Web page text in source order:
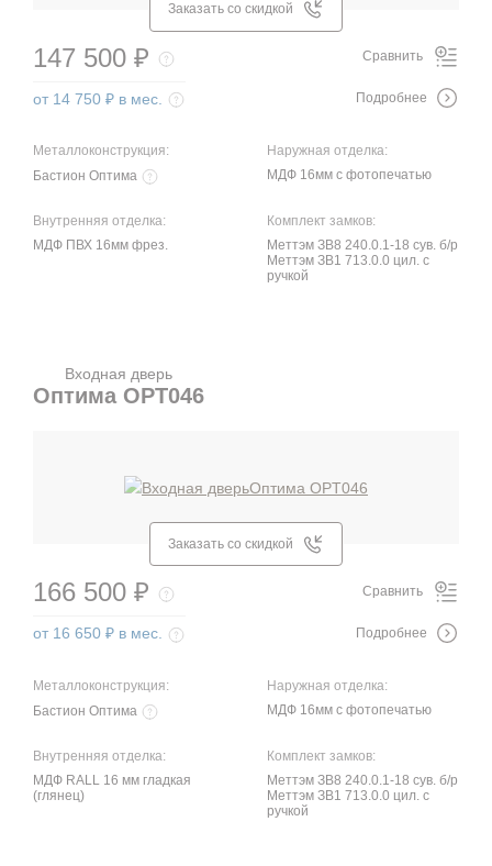
Заказать со скидкой
Металлоконструкция:
Бастион Оптима
Наружная отделка:
МДФ 16мм с фотопечатью
Внутренняя отделка:
МДФ ПВХ 16мм фрез.
Комплект замков:
Меттэм ЗВ8 240.0.1-18 сув. б/р
Меттэм ЗВ1 713.0.0 цил. с
ручкой
147 500 ₽
от 14 750 ₽ в мес.
Сравнить
Подробнее
Входная дверь
Оптима OPT046
Заказать со скидкой
Металлоконструкция:
Бастион Оптима
Наружная отделка:
МДФ 16мм с фотопечатью
Внутренняя отделка:
МДФ RALL 16 мм гладкая
(глянец)
Комплект замков:
Меттэм ЗВ8 240.0.1-18 сув. б/р
Меттэм ЗВ1 713.0.0 цил. с
ручкой
166 500 ₽
от 16 650 ₽ в мес.
Сравнить
Подробнее